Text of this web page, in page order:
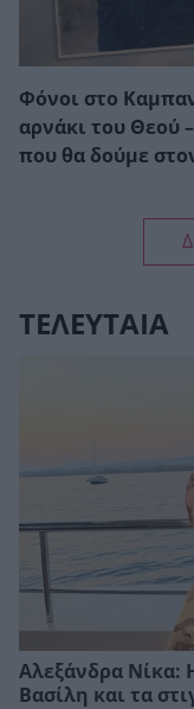
Φόνοι στο
αρνάκι του Θεού
που θα δούμε
ΤΕΛΕΥΤΑΙΑ
Αλεξάνδρα Νίκα:
Βασίλη και τα